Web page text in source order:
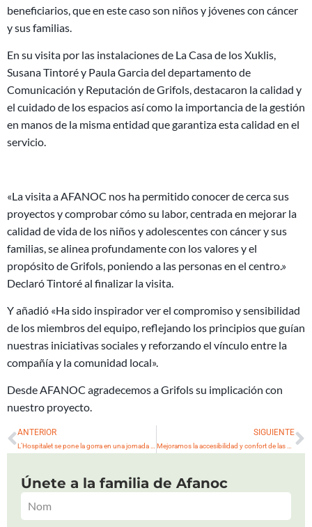
beneficiarios, que en este caso son niños y jóvenes con cáncer
y sus familias.
En su visita por las instalaciones de La Casa de los Xuklis,
Susana Tintoré y Paula Garcia del departamento de
Comunicación y Reputación de Grifols, destacaron la calidad y
el cuidado de los espacios así como la importancia de la gestión
en manos de la misma entidad que garantiza esta calidad en el
servicio.
«La visita a AFANOC nos ha permitido conocer de cerca sus
proyectos y comprobar cómo su labor, centrada en mejorar la
calidad de vida de los niños y adolescentes con cáncer y sus
familias, se alinea profundamente con los valores y el
propósito de Grifols, poniendo a las personas en el centro.»
Declaró Tintoré al finalizar la visita.
Y añadió «Ha sido inspirador ver el compromiso y sensibilidad
de los miembros del equipo, reflejando los principios que guían
nuestras iniciativas sociales y reforzando el vínculo entre la
compañía y la comunidad local».
Desde AFANOC agradecemos a Grifols su implicación con
nuestro proyecto.
Ant
ANTERIOR SIGUIENTE
Únete a la familia de Afanoc